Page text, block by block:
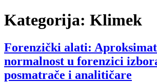
Kategorija: Klimek
Forenzički alati:
normalnost u forenzici
posmatrače i analitičare